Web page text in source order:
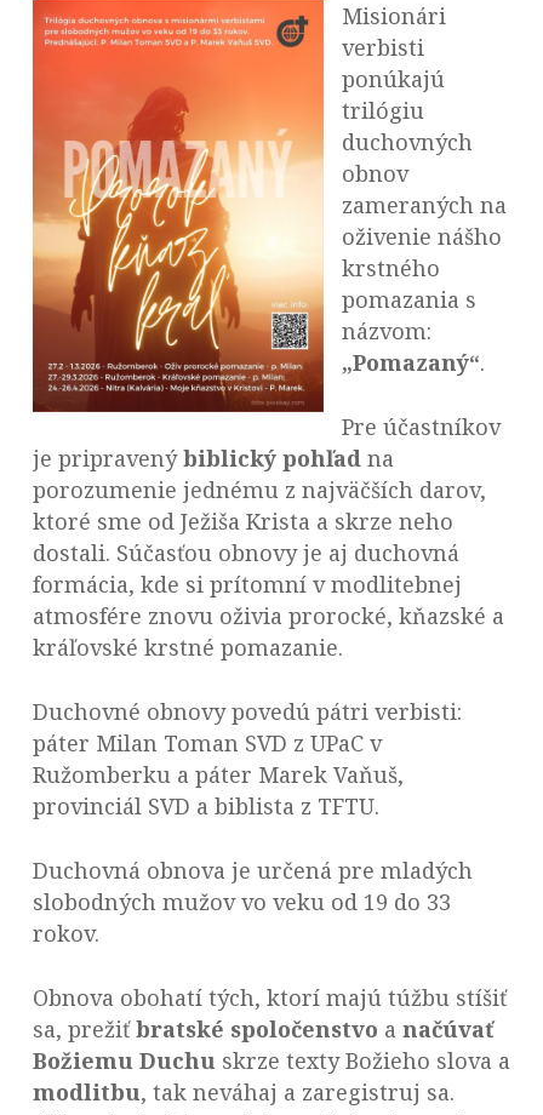
Misionári
verbisti
ponúkajú
trilógiu
duchovných
obnov
zameraných na
oživenie nášho
krstného
pomazania s
názvom:
„Pomazaný“.
Pre účastníkov
je pripravenýbiblický pohľadna
porozumenie jednému z najväčších darov,
ktoré sme od Ježiša Krista a skrze neho
dostali. Súčasťou obnovy je aj duchovná
formácia, kde si prítomní v modlitebnej
atmosfére znovu oživia prorocké, kňazské a
kráľovské krstné pomazanie.
Duchovné obnovy povedú pátri verbisti:
páter Milan Toman SVD z UPaC v
Ružomberku a páter Marek Vaňuš,
provinciál SVD a biblista z TFTU.
Duchovná obnova je určená pre mladých
slobodných mužov vo veku od 19 do 33
rokov.
Obnova obohatí tých, ktorí majú túžbu stíšiť
sa, prežiťbratské spoločenstvo a načúvať
Božiemu Duchuskrze texty Božieho slova a
modlitbu, tak neváhaj a zaregistruj sa.